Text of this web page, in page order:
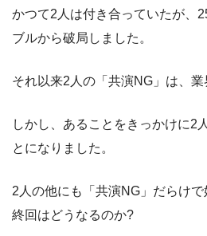
かつて2人は付き合っていたが、
ブルから破局しました。
それ以来2人の「共演NG」は、業
しかし、あることをきっかけに2
とになりました。
2人の他にも「共演NG」だらけ
終回はどうなるのか?